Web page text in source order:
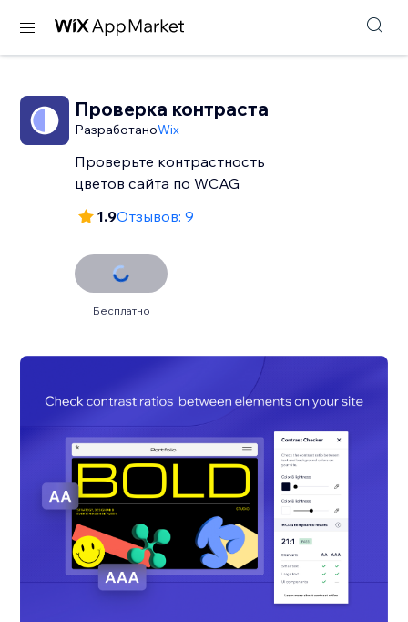
Проверка контраста
РазработаноWix
Проверьте контрастность
цветов сайта по WCAG
1.9Отзывов: 9
Бесплатно